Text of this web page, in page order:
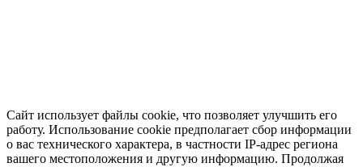
Сайт использует файлы cookie, что позволяет улучшить его
работу. Использование cookie предполагает сбор информации
о вас технического характера, в частности IP-адрес региона
вашего местоположения и другую информацию. Продолжая